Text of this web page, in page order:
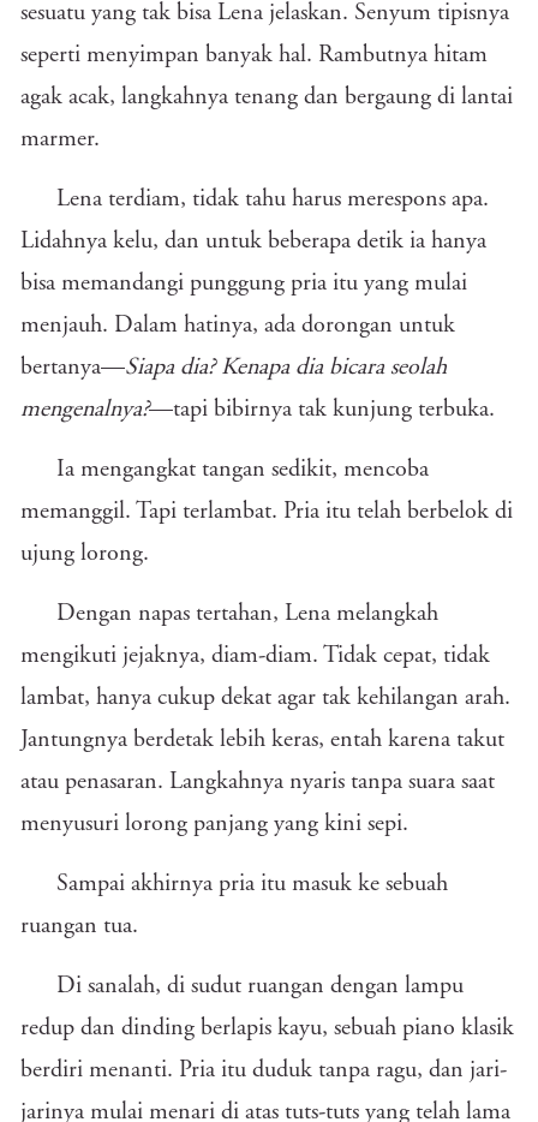
sesuatu yang tak bisa Lena jelaskan. Senyum tipisnya
seperti menyimpan banyak hal. Rambutnya hitam
agak acak, langkahnya tenang dan bergaung di lantai
marmer.
Lena terdiam, tidak tahu harus merespons apa.
Lidahnya kelu, dan untuk beberapa detik ia hanya
bisa memandangi punggung pria itu yang mulai
menjauh. Dalam hatinya, ada dorongan untuk
bertanya—Siapa dia? Kenapa dia bicara seolah
mengenalnya?—tapi bibirnya tak kunjung terbuka.
Ia mengangkat tangan sedikit, mencoba
memanggil. Tapi terlambat. Pria itu telah berbelok di
ujung lorong.
Dengan napas tertahan, Lena melangkah
mengikuti jejaknya, diam-diam. Tidak cepat, tidak
lambat, hanya cukup dekat agar tak kehilangan arah.
Jantungnya berdetak lebih keras, entah karena takut
atau penasaran. Langkahnya nyaris tanpa suara saat
menyusuri lorong panjang yang kini sepi.
Sampai akhirnya pria itu masuk ke sebuah
ruangan tua.
Di sanalah, di sudut ruangan dengan lampu
redup dan dinding berlapis kayu, sebuah piano klasik
berdiri menanti. Pria itu duduk tanpa ragu, dan jari-
jarinya mulai menari di atas tuts-tuts yang telah lama